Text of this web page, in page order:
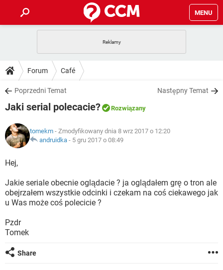
MENU
GRY
SPOTIFY
INSTAGRAM FACEBOOK
WINDOWS 10
PORADY
PlayStation
INSTAGRAM FACEBOOK
WINDOWS 10
DO POBRANIA
ANDROID TIKTOK
GRY
IOS NETFLIX
INSTAGRAM
COVID-19 TIKTOK
GRY
SPOTIFY
INSTAGRAM FACEBOOK
WINDOWS 10
ARTYKUŁY
COVID-19
SPOTIFY NETFLIX
WINDOWS 10
Forum Café
Poprzedni Temat Następny Temat
Jaki serial polecacie? Rozwiązany
tomekm - Zmodyfikowany dnia 8 wrz 2017 o 12:20
andruidka - 5 gru 2017 o 08:49
Hej,
Jakie seriale obecnie oglądacie ? ja oglądałem grę o tron ale
obejrzałem wszystkie odcinki i czekam na coś ciekawego jak
u Was może coś polecicie ?
Pzdr
Tomek
Share